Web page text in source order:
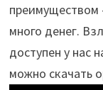
преимуществом
много денег.
доступен у нас
можно скачать